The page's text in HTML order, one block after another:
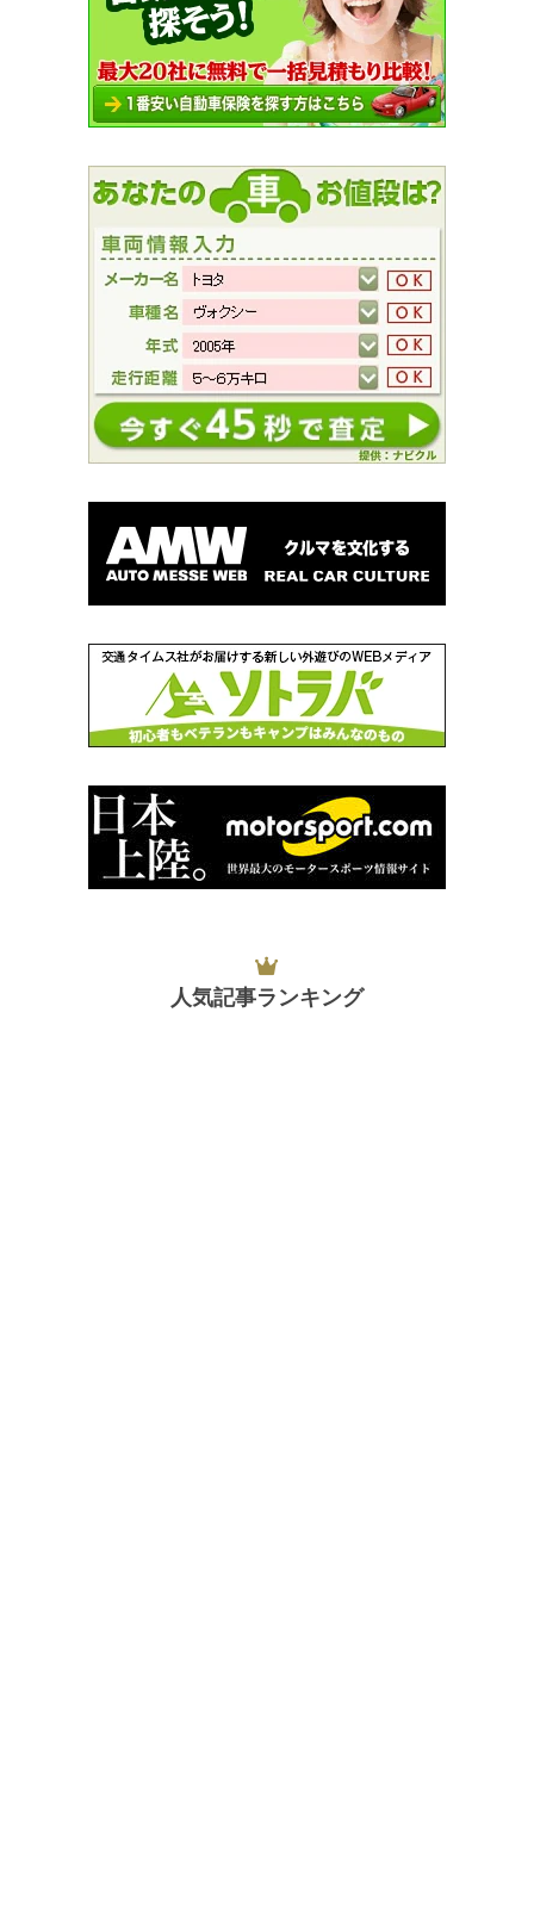
人気記事ランキング